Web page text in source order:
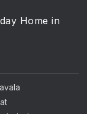
Home in